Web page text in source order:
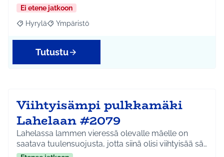
Ei etene jatkoon
Rajaa tulokset aihepiirin mukaan: Hyrylä
Hyrylä Rajaa tulokset teeman mukaan: Ympäristö
Ympäristö
Tutustu
Viihtyisämpi pulkkamäki
Lahelaan #2079
Lahelassa lammen vieressä olevalle mäelle on
saatava tuulensuojusta, jotta siinä olisi viihtyisää sä…